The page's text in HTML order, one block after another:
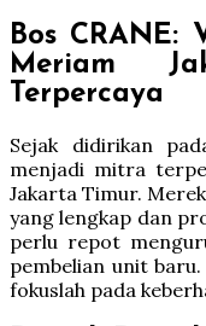
Bos CRANE:
Meriam
Terpercaya
Sejak didirikan
menjadi mitra
Jakarta Timur.
yang lengkap dan
perlu repot
pembelian unit baru.
fokuslah pada